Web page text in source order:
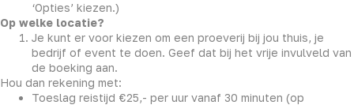
‘Opties’ kiezen.)
Op welke locatie?
Je kunt er voor kiezen om een proeverij bij jou thuis, je
bedrijf of event te doen. Geef dat bij het vrije invulveld van
de boeking aan.
Hou dan rekening met:
Toeslag reistijd €25,- per uur vanaf 30 minuten (op